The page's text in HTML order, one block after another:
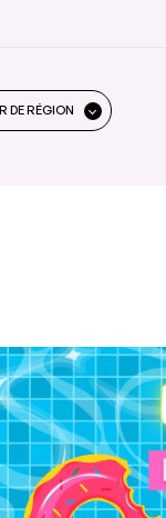
DE RÉGION